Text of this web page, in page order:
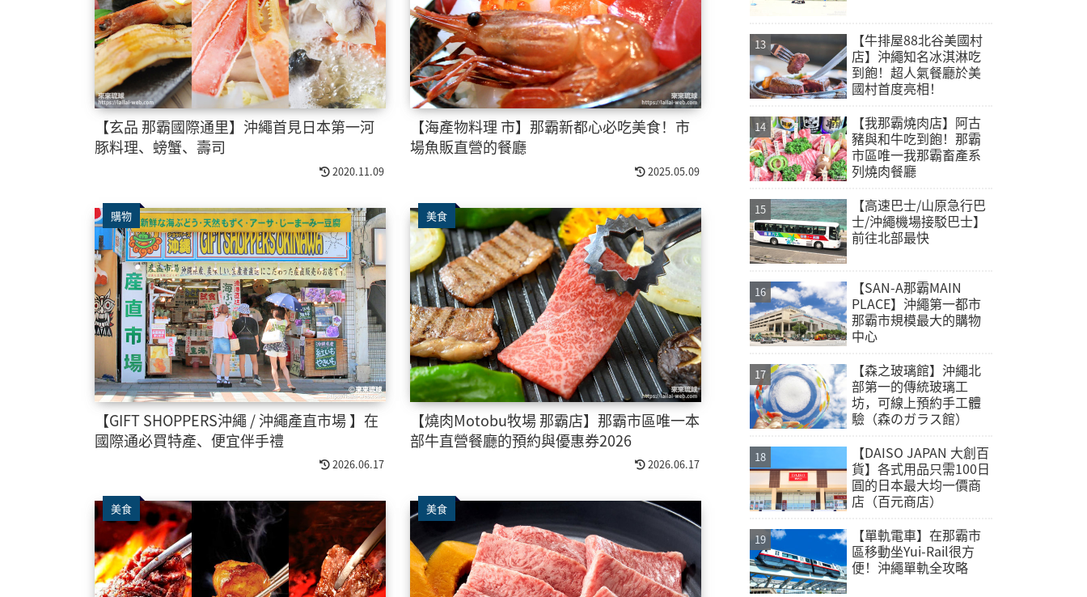
【玄品 那霸國際通里】沖繩首見日本第一河
豚料理、螃蟹、壽司
2020.11.09
【海產物料理 市】那霸新都心必吃美食！市
場魚販直營的餐廳
2025.05.09
購物
【GIFT SHOPPERS沖繩 / 沖繩產直市場 】在
國際通必買特產、便宜伴手禮
2026.06.17
美食
【燒肉Motobu牧場 那霸店】那霸市區唯一本
部牛直營餐廳的預約與優惠券2026
2026.06.17
美食 美食
【牛排屋88北谷美國村
店】沖繩知名冰淇淋吃
到飽！超人氣餐廳於美
國村首度亮相！
【我那霸燒肉店】阿古
豬與和牛吃到飽！那霸
市區唯一我那霸畜產系
列燒肉餐廳
【高速巴士/山原急行巴
士/沖繩機場接駁巴士】
前往北部最快
【SAN-A那霸MAIN
PLACE】沖繩第一都市
那霸市規模最大的購物
中心
【森之玻璃館】沖繩北
部第一的傳統玻璃工
坊，可線上預約手工體
驗（森のガラス館）
【DAISO JAPAN 大創百
貨】各式用品只需100日
圓的日本最大均一價商
店（百元商店）
【單軌電車】在那霸市
區移動坐Yui-Rail很方
便！沖繩單軌全攻略